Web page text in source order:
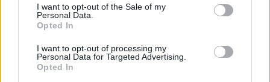
I want to opt-out of the Sale of my
Personal Data.
Opted In
I want to opt-out of processing my
Personal Data for Targeted Advertising.
Opted In
Elyna Robbs: Adéle és az örökölt árnyak